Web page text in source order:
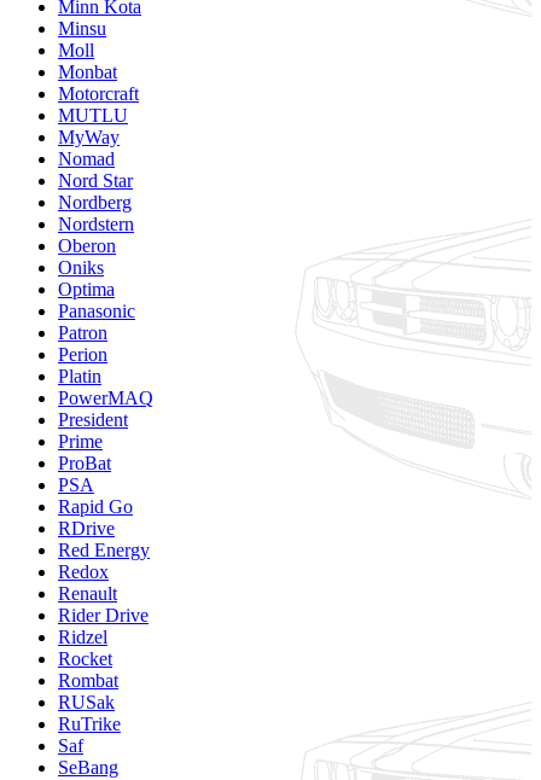
Minn Kota
Minsu
Moll
Monbat
Motorcraft
MUTLU
MyWay
Nomad
Nord Star
Nordberg
Nordstern
Oberon
Oniks
Optima
Panasonic
Patron
Perion
Platin
PowerMAQ
President
Prime
ProBat
PSA
Rapid Go
RDrive
Red Energy
Redox
Renault
Rider Drive
Ridzel
Rocket
Rombat
RUSak
RuTrike
Saf
SeBang